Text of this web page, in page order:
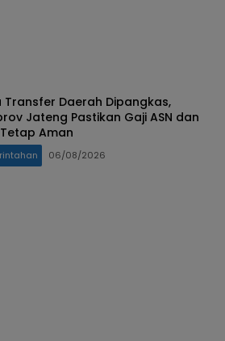
Transfer Daerah Dipangkas,
Jateng Pastikan Gaji ASN dan
Tetap Aman
06/08/2026